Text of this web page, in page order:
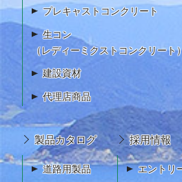
プレキャストコンクリート
生コン
（レディーミクストコンクリート
建設資材
代理店商品
製品カタログ
道路用製品
採用情報
エントリ